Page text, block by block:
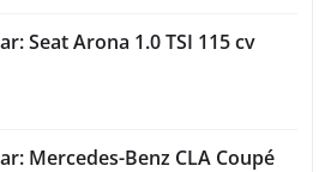
Seat Arona 1.0 TSI 115 cv
Mercedes-Benz CLA Coupé